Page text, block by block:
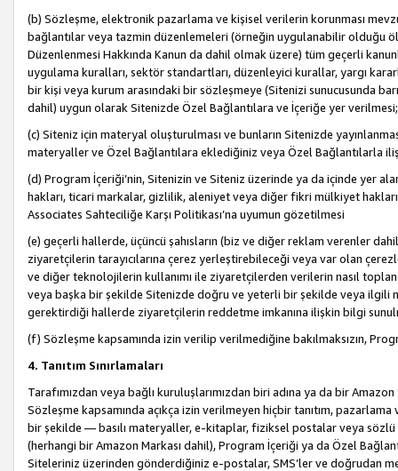
(b) Sözleşme, elektronik pazarlama ve kişisel verilerin korunması
bağlantılar veya tazmin düzenlemeleri (örneğin uygulanabilir olduğu
Düzenlenmesi Hakkında Kanun da dahil olmak üzere) tüm geçerli
uygulama kuralları, sektör standartları, düzenleyici kurallar, yargı
bir kişi veya kurum arasındaki bir sözleşmeye (Sitenizi sunucusunda
dahil) uygun olarak Sitenizde Özel Bağlantılara ve İçeriğe yer verilmesi;
(c) Siteniz için materyal oluşturulması ve bunların Sitenizde
materyaller ve Özel Bağlantılara eklediğiniz veya Özel Bağlantılarla
(d) Program İçeriği’nin, Sitenizin ve Siteniz üzerinde ya da içinde yer
hakları, ticari markalar, gizlilik, aleniyet veya diğer fikri mülkiyet
Associates Sahteciliğe Karşı Politikası’na uyumun gözetilmesi
(e) geçerli hallerde, üçüncü şahısların (biz ve diğer reklam verenler
ziyaretçilerin tarayıcılarına çerez yerleştirebileceği veya var olan
ve diğer teknolojilerin kullanımı ile ziyaretçilerden verilerin nasıl
veya başka bir şekilde Sitenizde doğru ve yeterli bir şekilde veya ilgili
gerektirdiği hallerde ziyaretçilerin reddetme imkanına ilişkin bilgi
(f) Sözleşme kapsamında izin verilip verilmediğine bakılmaksızın,
4. Tanıtım Sınırlamaları
Tarafımızdan veya bağlı kuruluşlarımızdan biri adına ya da bir
Sözleşme kapsamında açıkça izin verilmeyen hiçbir tanıtım,
bir şekilde — basılı materyaller, e-kitaplar, fiziksel postalar veya sözlü
(herhangi bir Amazon Markası dahil), Program İçeriği ya da Özel
Siteleriniz üzerinden gönderdiğiniz e-postalar, SMS’ler ve doğrudan